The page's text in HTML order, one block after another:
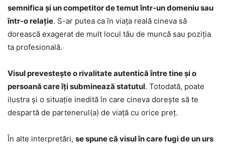
semnifica și un competitor de temut într-un domeniu sau
într-o relație. S-ar putea ca în viața reală cineva să
dorească exagerat de mult locul tău de muncă sau poziția
ta profesională.
Visul prevestește o rivalitate autentică între tine și o
persoană care îți subminează statutul. Totodată, poate
ilustra și o situație inedită în care cineva dorește să te
despartă de partenerul(a) de viață cu orice preț.
În alte interpretări, se spune că visul în care fugi de un urs